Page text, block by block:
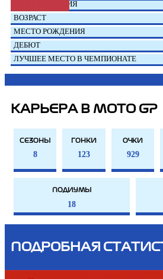
ДАТА РОЖДЕНИЯ
ВОЗРАСТ
МЕСТО РОЖДЕНИЯ
ДЕБЮТ
ЛУЧШЕЕ МЕСТО В ЧЕМПИОНАТЕ
КАРЬЕРА В MOTO GP
СЕЗОНЫ
8
ГОНКИ
123
ОЧКИ
929
ПОДИУМЫ
18
ПОДРОБНАЯ